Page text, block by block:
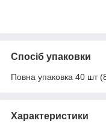
Спосіб упаковки
Повна упаковка 40 шт
Характеристики